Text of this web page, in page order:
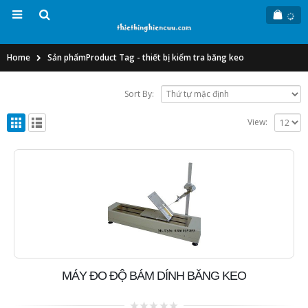
Home Sản phẩmProduct Tag -thiết bị kiểm tra băng keo
Sort By:
View:
MÁY ĐO ĐỘ BÁM DÍNH BĂNG KEO